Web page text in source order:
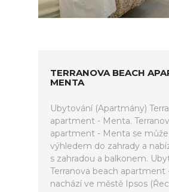
TERRANOVA BEACH
MENTA
Ubytování (Apartmány)
apartment - Menta.
apartment - Menta se
výhledem do zahrady a
s zahradou a balkonem.
Terranova beach apartment
nachází ve městě Ipsos